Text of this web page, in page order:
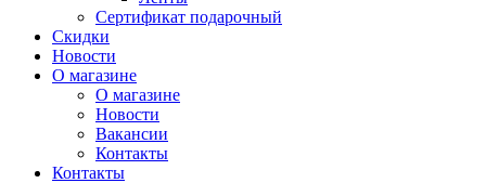
Сертификат подарочный
Скидки
Новости
О магазине
О магазине
Новости
Вакансии
Контакты
Контакты